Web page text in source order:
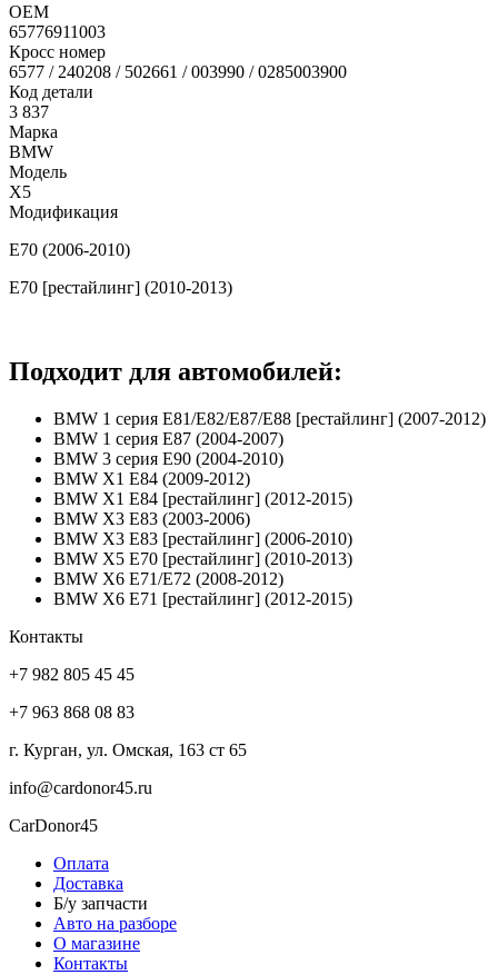
ОЕМ
65776911003
Кросс номер
6577 / 240208 / 502661 / 003990 / 0285003900
Код детали
3 837
Марка
BMW
Модель
X5
Модификация
E70 (2006-2010)
E70 [рестайлинг] (2010-2013)
Подходит для автомобилей:
BMW 1 серия E81/E82/E87/E88 [рестайлинг] (2007-2012)
BMW 1 серия E87 (2004-2007)
BMW 3 серия E90 (2004-2010)
BMW X1 E84 (2009-2012)
BMW X1 E84 [рестайлинг] (2012-2015)
BMW X3 E83 (2003-2006)
BMW X3 E83 [рестайлинг] (2006-2010)
BMW X5 E70 [рестайлинг] (2010-2013)
BMW X6 E71/E72 (2008-2012)
BMW X6 E71 [рестайлинг] (2012-2015)
Контакты
+7 982 805 45 45
+7 963 868 08 83
г. Курган, ул. Омская, 163 ст 65
info@cardonor45.ru
CarDonor45
Оплата
Доставка
Б/у запчасти
Авто на разборе
О магазине
Контакты